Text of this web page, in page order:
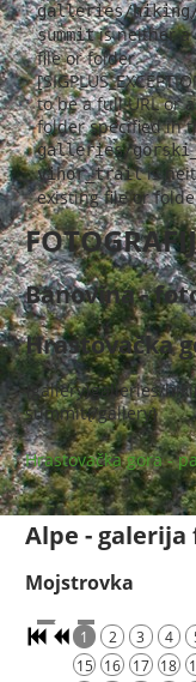
galleries/hiking/
summitis neither a
file or folder.
to be a full URL or
folder specified in
galleries/
vihor_trailis
existing file or
Banovina -
Hrastovačka
{gallery}galleries/
summit{/gallery}
Hrastovačka gora -
Alpe -
Mojstrovka
1 2 3 4
15
16 17 18